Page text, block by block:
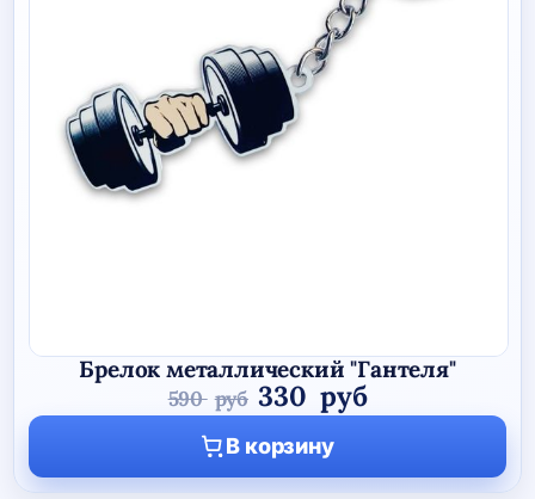
Брелок металлический "Гантеля"
590 руб
Первоначальная
цена
составляла
590 руб.
330 руб
Текущая
цена:
330 руб.
В корзину